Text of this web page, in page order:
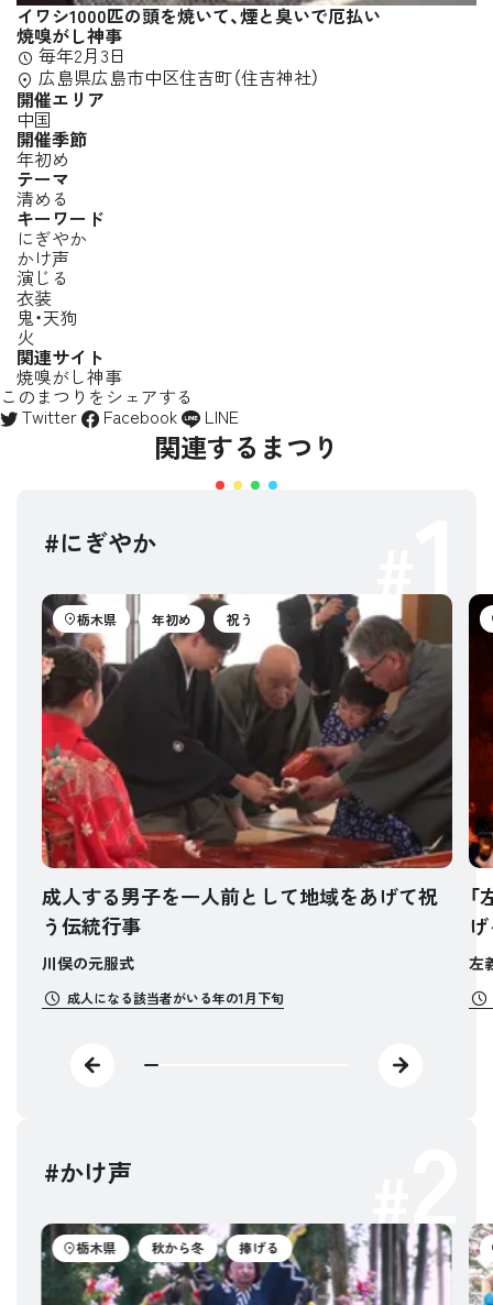
イワシ1000匹の頭を焼いて、煙と臭いで厄払い
焼嗅がし神事
毎年2月3日
広島県広島市中区住吉町（住吉神社）
開催エリア
中国
開催季節
年初め
テーマ
清める
キーワード
にぎやか
かけ声
演じる
衣装
鬼・天狗
火
関連サイト
焼嗅がし神事
このまつりをシェアする
Twitter Facebook LINE
関連するまつり
1
#にぎやか
栃木県 年初め 祝う
成人する男子を一人前として地域をあげて祝
う伝統行事
川俣の元服式
成人になる該当者がいる年の1月下旬
左
2
#かけ声
栃木県 秋から冬 捧げる